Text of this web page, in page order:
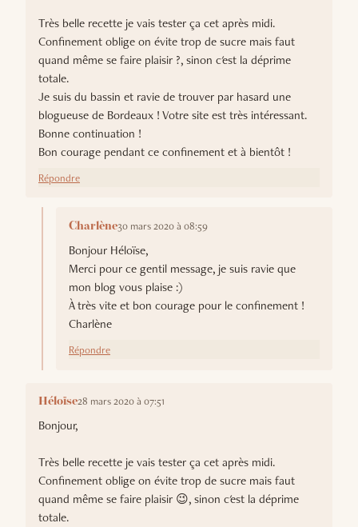
Très belle recette je vais tester ça cet après midi.
Confinement oblige on évite trop de sucre mais faut
quand même se faire plaisir ?, sinon c'est la déprime
totale.
Je suis du bassin et ravie de trouver par hasard une
blogueuse de Bordeaux ! Votre site est très intéressant.
Bonne continuation !
Bon courage pendant ce confinement et à bientôt !
Répondre
Charlène30 mars 2020 à 08:59
Bonjour Héloïse,
Merci pour ce gentil message, je suis ravie que
mon blog vous plaise :)
À très vite et bon courage pour le confinement !
Charlène
Répondre
Héloïse28 mars 2020 à 07:51
Bonjour,
Très belle recette je vais tester ça cet après midi.
Confinement oblige on évite trop de sucre mais faut
quand même se faire plaisir 😉, sinon c'est la déprime
totale.